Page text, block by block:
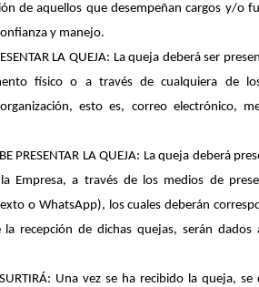
de aquellos que desempeñan cargos y/o
y manejo.
LA QUEJA: La queja deberá ser
físico o a través de cualquiera de
esto es, correo electrónico,
PRESENTAR LA QUEJA: La queja deberá
Empresa, a través de los medios de
o WhatsApp), los cuales deberán
la recepción de dichas quejas, serán
Una vez se ha recibido la queja,